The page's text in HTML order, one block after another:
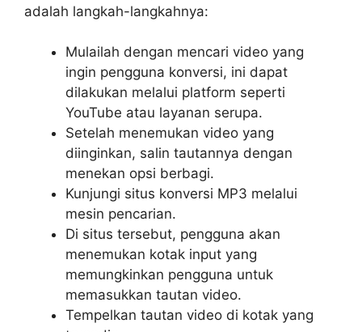
adalah langkah-langkahnya:
Mulailah dengan mencari video yang
ingin pengguna konversi, ini dapat
dilakukan melalui platform seperti
YouTube atau layanan serupa.
Setelah menemukan video yang
diinginkan, salin tautannya dengan
menekan opsi berbagi.
Kunjungi situs konversi MP3 melalui
mesin pencarian.
Di situs tersebut, pengguna akan
menemukan kotak input yang
memungkinkan pengguna untuk
memasukkan tautan video.
Tempelkan tautan video di kotak yang